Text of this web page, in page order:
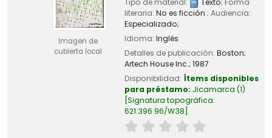
Imagen de
cubierta local
Tipo de material:
Texto; Forma
literaria: No es ficción ; Audiencia:
Especializado;
Idioma: Inglés
Detalles de publicación: Boston;
Artech House Inc.; 1987
Disponibilidad: Ítems disponibles
para préstamo: Jicamarca (1)
Signatura topográfica:
621.396.96/W38 .